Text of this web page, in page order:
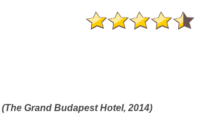
(The Grand Budapest Hotel, 2014)